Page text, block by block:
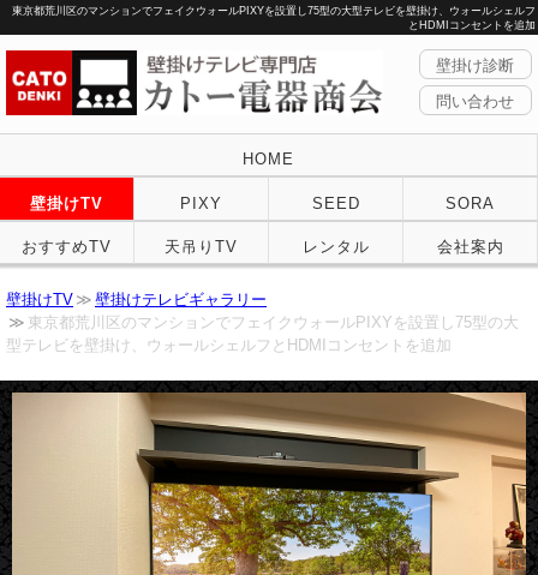
東京都荒川区のマンションでフェイクウォールPIXYを設置し75型の大型テレビを壁掛け、ウォールシェルフ
とHDMIコンセントを追加
壁掛け診断
問い合わせ
HOME
壁掛けTV PIXY SEED SORA
おすすめTV 天吊りTV レンタル 会社案内
壁掛けTV
壁掛けテレビギャラリー
東京都荒川区のマンションでフェイクウォールPIXYを設置し75型の大
型テレビを壁掛け、ウォールシェルフとHDMIコンセントを追加